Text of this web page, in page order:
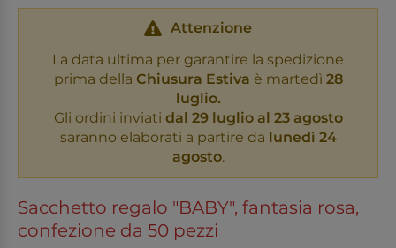
Attenzione
La data ultima per garantire la spedizione
prima della Chiusura Estiva è martedì 28
luglio.
Gli ordini inviati dal 29 luglio al 23 agosto
saranno elaborati a partire da lunedì 24
agosto.
Sacchetto regalo "BABY", fantasia rosa,
confezione da 50 pezzi